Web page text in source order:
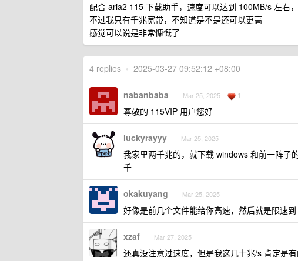
配合 aria2 115 下载助手，速度可以达到 100MB/s 左右
不过我只有千兆宽带，不知道是不是还可以更高
感觉可以说是非常慷慨了
4 replies • 2025-03-27 09:52:12 +08:00
nabanbaba Mar 25, 2025 1
尊敬的 115VIP 用户您好
luckyrayyy Mar 25, 2025
我家里两千兆的，就下载 windows 和前一阵子
千
okakuyang Mar 25, 2025
好像是前几个文件能给你高速，然后就是限速
xzaf Mar 27, 2025
还真没注意过速度，但是我这几十兆/s 肯定是